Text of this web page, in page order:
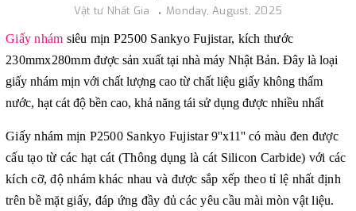
Vật tư Nhất Gia Monday, August, 2025
Giấy nhám siêu mịn P2500 Sankyo Fujistar, kích thước
230mmx280mmđược sản xuất tại nhà máy Nhật Bản. Đây là loại
giấy nhám mịn với chất lượng cao từ chất liệu giấy không thấm
nước, hạt cát độ bền cao, khả năng tái sử dụng được nhiều nhất
Giấy nhám mịn P2500 Sankyo Fujistar9''x11'' có màu đen được
cấu tạo từ các hạt cát (Thông dụng là cát Silicon Carbide) với các
kích cỡ, độ nhám khác nhau và được sắp xếp theo tỉ lệ nhất định
trên bề mặt giấy, đáp ứng đầy đủ các yêu cầu mài mòn vật liệu.